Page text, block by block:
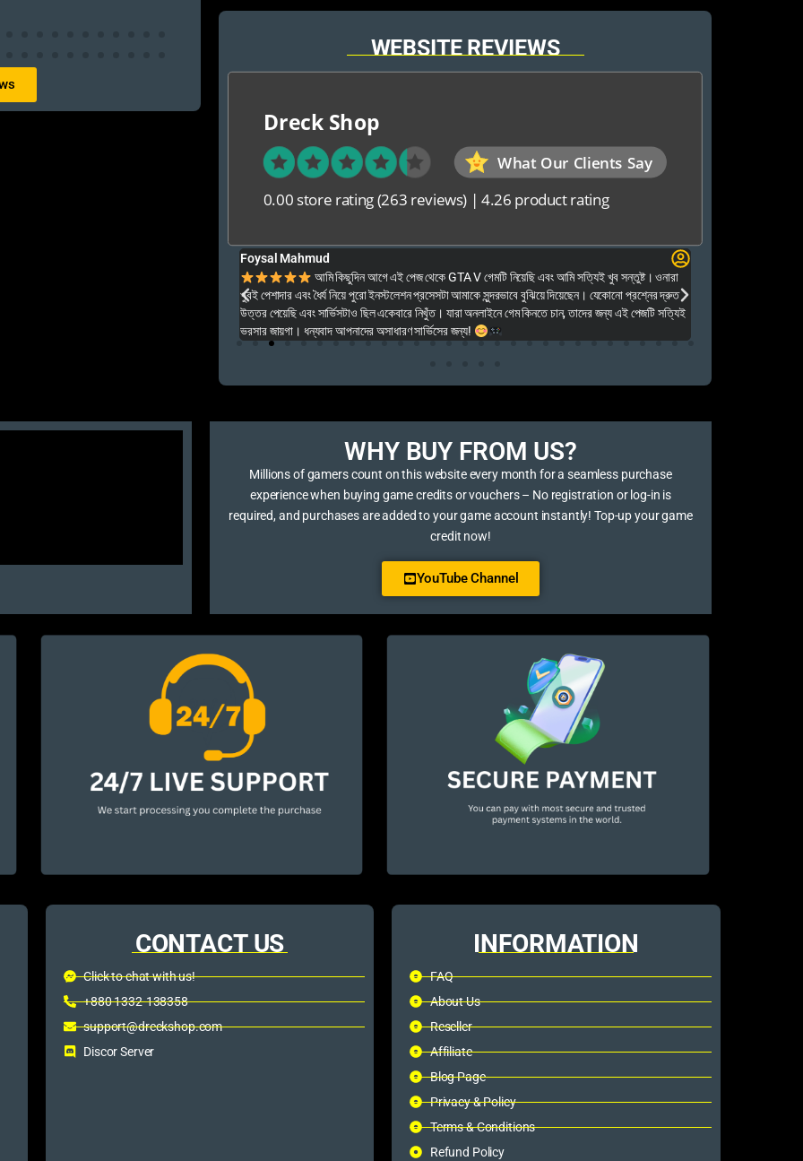
WEBSITE REVIEWS
Dreck Shop
What Our Clients Say
0.00 store rating(263 reviews) |4.26 product rating
Foysal Mahmud
আমি কিছুদিন আগে এই পেজ থেকে GTA V গেমটি নিয়েছি এবং আমি সত্যিই খুব সন্তুষ্ট। ওনারা
খুবই পেশাদার এবং ধৈর্য নিয়ে পুরো ইনস্টলেশন প্রসেসটা আমাকে সুন্দরভাবে বুঝিয়ে দিয়েছেন। যেকোনো প্রশ্নের দ্রুত
উত্তর পেয়েছি এবং সার্ভিসটাও ছিল একেবারে নিখুঁত। যারা অনলাইনে গেম কিনতে চান, তাদের জন্য এই পেজটি সত্যিই
ভরসার জায়গা। ধন্যবাদ আপনাদের অসাধারণ সার্ভিসের জন্য!
WHY BUY FROM US?​
Millions of gamers count on this website every month for a seamless purchase
experience when buying game credits or vouchers – No registration or log-in is
required, and purchases are added to your game account instantly! Top-up your game
credit now!
YouTube Channel
CONTACT US
Click to chat with us!
+880 1332-138358
support@dreckshop.com
Discor Server
INFORMATION
FAQ
About Us
Reseller
Affiliate
Blog Page
Privacy & Policy
Terms & Conditions
Refund Policy